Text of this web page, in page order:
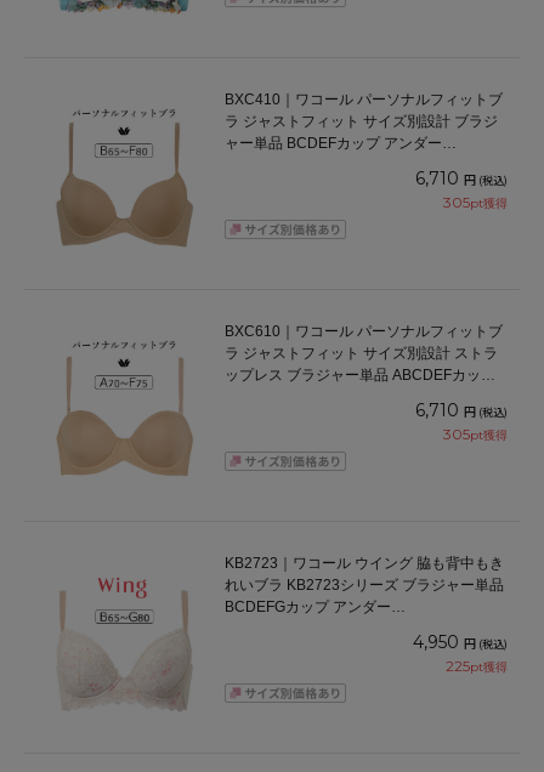
BXC410｜ワコール パーソナルフィットブ
ラ ジャストフィット サイズ別設計 ブラジ
ャー単品 BCDEFカップ アンダー
6,710 円 (税込)
305pt獲得
BXC610｜ワコール パーソナルフィットブ
ラ ジャストフィット サイズ別設計 ストラ
ップレス ブラジャー単品 ABCDEFカップ
6,710 円 (税込)
305pt獲得
KB2723｜ワコール ウイング 脇も背中もき
れいブラ KB2723シリーズ ブラジャー単品
BCDEFGカップ アンダー
4,950 円 (税込)
225pt獲得